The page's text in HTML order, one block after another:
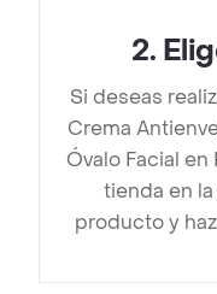
2.
Si deseas
Crema
Óvalo Facial
tienda en
producto y